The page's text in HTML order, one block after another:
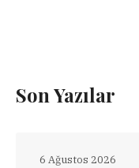
Son Yazılar
6 Ağustos 2026